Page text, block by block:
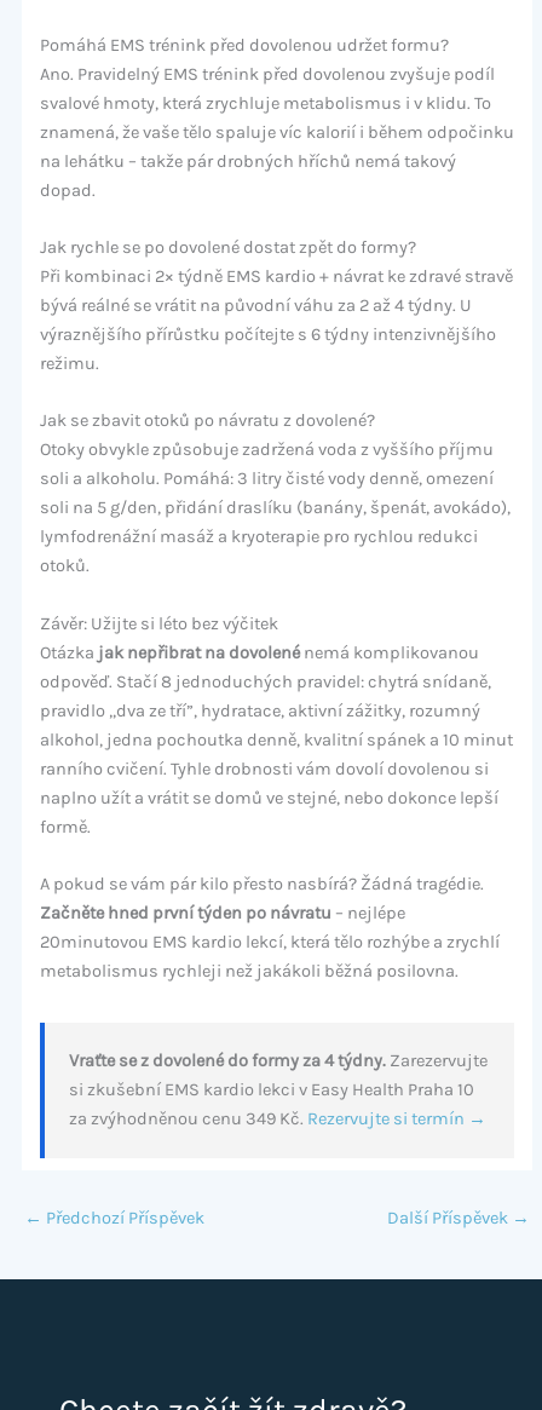
Pomáhá EMS trénink před dovolenou udržet formu?
Ano. Pravidelný EMS trénink před dovolenou zvyšuje podíl
svalové hmoty, která zrychluje metabolismus i v klidu. To
znamená, že vaše tělo spaluje víc kalorií i během odpočinku
na lehátku – takže pár drobných hříchů nemá takový
dopad.
Jak rychle se po dovolené dostat zpět do formy?
Při kombinaci 2× týdně EMS kardio + návrat ke zdravé stravě
bývá reálné se vrátit na původní váhu za 2 až 4 týdny. U
výraznějšího přírůstku počítejte s 6 týdny intenzivnějšího
režimu.
Jak se zbavit otoků po návratu z dovolené?
Otoky obvykle způsobuje zadržená voda z vyššího příjmu
soli a alkoholu. Pomáhá: 3 litry čisté vody denně, omezení
soli na 5 g/den, přidání draslíku (banány, špenát, avokádo),
lymfodrenážní masáž a kryoterapie pro rychlou redukci
otoků.
Závěr: Užijte si léto bez výčitek
Otázka jak nepřibrat na dovolenénemá komplikovanou
odpověď. Stačí 8 jednoduchých pravidel: chytrá snídaně,
pravidlo „dva ze tří”, hydratace, aktivní zážitky, rozumný
alkohol, jedna pochoutka denně, kvalitní spánek a 10 minut
ranního cvičení. Tyhle drobnosti vám dovolí dovolenou si
naplno užít a vrátit se domů ve stejné, nebo dokonce lepší
formě.
A pokud se vám pár kilo přesto nasbírá? Žádná tragédie.
Začněte hned první týden po návratu – nejlépe
20minutovou EMS kardio lekcí, která tělo rozhýbe a zrychlí
metabolismus rychleji než jakákoli běžná posilovna.
Vraťte se z dovolené do formy za 4 týdny.Zarezervujte
si zkušební EMS kardio lekci v Easy Health Praha 10
za zvýhodněnou cenu 349 Kč. Rezervujte si termín →
← Předchozí Příspěvek Další Příspěvek →